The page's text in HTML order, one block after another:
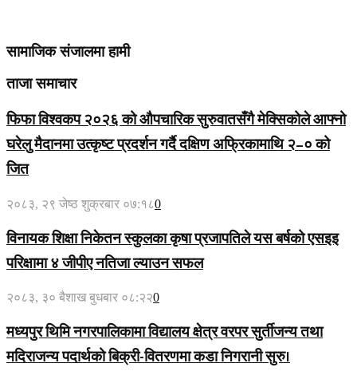
सामाजिक संजालमा हामी
ताजा समाचार
फिफा विश्वकप २०२६ को औपचारिक सुरुवातसँगै मेक्सिकोले आफ्नो
घरेलु मैदानमा उत्कृष्ट प्रदर्शन गर्दै दक्षिण अफ्रिकामाथि २–० को
जित
२०८३, २९ जेष्ठ शुक्रबार ०७:१८0
विनायक शिक्षा निकेतन स्कुलका कृषा प्रजापतिले यस बर्षको एसइइ
परिक्षामा ४ जीपीए नतिजा ल्याउन सफल
२०८३, ३० बैशाख बुधबार ०८:२२0
मध्यपुर थिमि नगरपालिकामा विद्यालय क्षेत्र वरपर सुर्तीजन्य तथा
मदिराजन्य पदार्थको बिक्री-वितरणमा कडा निगरानी सुरु।